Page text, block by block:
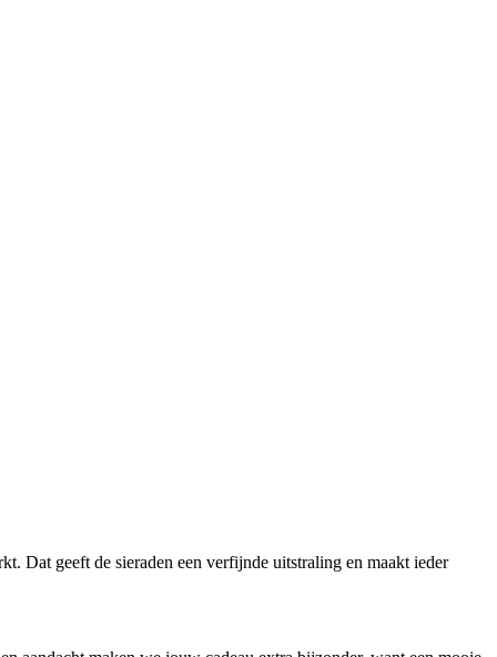
Dat geeft de sieraden een verfijnde uitstraling en maakt ieder